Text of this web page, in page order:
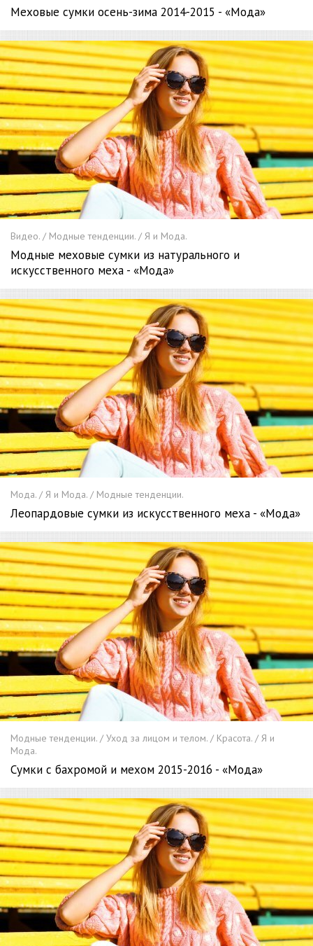
Меховые сумки осень-зима 2014-2015 - «Мода»
Видео. / Модные тенденции. / Я и Мода.
Модные меховые сумки из натурального и
искусственного меха - «Мода»
Мода. / Я и Мода. / Модные тенденции.
Леопардовые сумки из искусственного меха - «Мода»
Модные тенденции. / Уход за лицом и телом. / Красота. / Я и
Мода.
Сумки с бахромой и мехом 2015-2016 - «Мода»